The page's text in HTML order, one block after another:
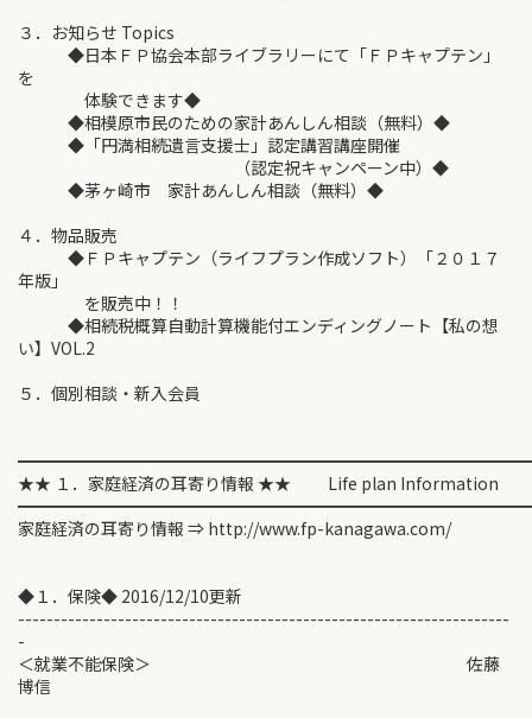
３．お知らせ Topics
◆日本ＦＰ協会本部ライブラリーにて「ＦＰキャプテン」
を
体験できます◆
◆相模原市民のための家計あんしん相談（無料）◆
◆「円満相続遺言支援士」認定講習講座開催
（認定祝キャンペーン中）◆
◆茅ヶ崎市 家計あんしん相談（無料）◆
４．物品販売
◆ＦＰキャプテン（ライフプラン作成ソフト）「２０１７
年版」
を販売中！！
◆相続税概算自動計算機能付エンディングノート【私の想
い】VOL.2
５．個別相談・新入会員
★★ １．家庭経済の耳寄り情報 ★★ Life plan Information
家庭経済の耳寄り情報 ⇒ http://www.fp-kanagawa.com/
◆１．保険◆ 2016/12/10更新
---------------------------------------------------------------------
-
＜就業不能保険＞ 佐藤
博信